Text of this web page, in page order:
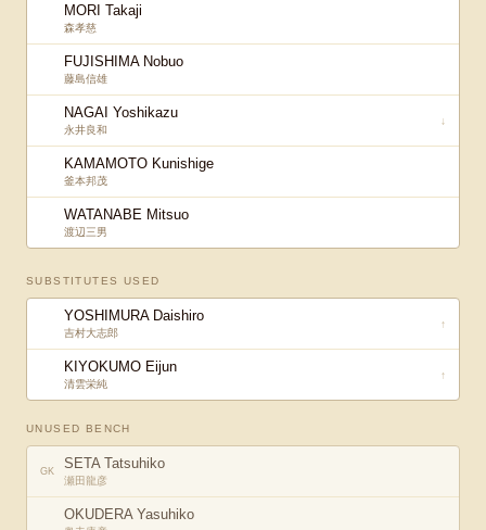
MORI Takaji
森孝慈
FUJISHIMA Nobuo
藤島信雄
NAGAI Yoshikazu
永井良和
↓
KAMAMOTO Kunishige
釜本邦茂
WATANABE Mitsuo
渡辺三男
SUBSTITUTES USED
YOSHIMURA Daishiro
吉村大志郎
↑
KIYOKUMO Eijun
清雲栄純
↑
UNUSED BENCH
GK SETA Tatsuhiko
瀬田龍彦
OKUDERA Yasuhiko